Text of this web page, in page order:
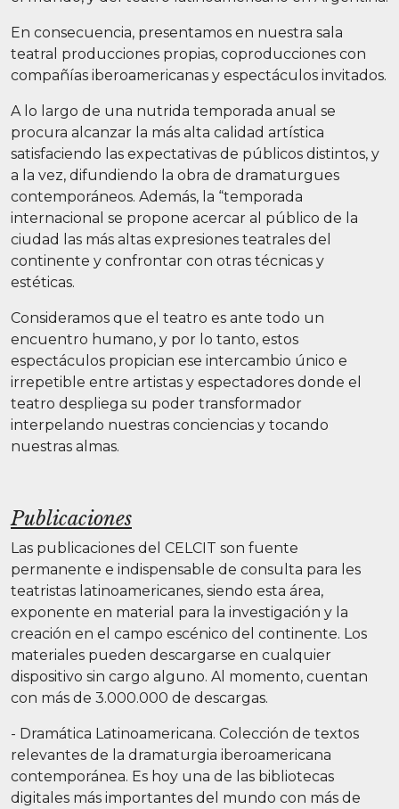
En consecuencia, presentamos en nuestra sala
teatral producciones propias, coproducciones con
compañías iberoamericanas y espectáculos invitados.
A lo largo de una nutrida temporada anual se
procura alcanzar la más alta calidad artística
satisfaciendo las expectativas de públicos distintos, y
a la vez, difundiendo la obra de dramaturgues
contemporáneos. Además, la “temporada
internacional se propone acercar al público de la
ciudad las más altas expresiones teatrales del
continente y confrontar con otras técnicas y
estéticas.
Consideramos que el teatro es ante todo un
encuentro humano, y por lo tanto, estos
espectáculos propician ese intercambio único e
irrepetible entre artistas y espectadores donde el
teatro despliega su poder transformador
interpelando nuestras conciencias y tocando
nuestras almas.
Publicaciones
Las publicaciones del CELCIT son fuente
permanente e indispensable de consulta para les
teatristas latinoamericanes, siendo esta área,
exponente en material para la investigación y la
creación en el campo escénico del continente. Los
materiales pueden descargarse en cualquier
dispositivo sin cargo alguno. Al momento, cuentan
con más de 3.000.000 de descargas.
- Dramática Latinoamericana. Colección de textos
relevantes de la dramaturgia iberoamericana
contemporánea. Es hoy una de las bibliotecas
digitales más importantes del mundo con más de